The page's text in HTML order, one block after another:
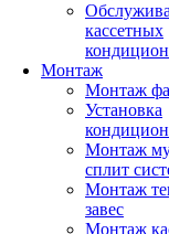
кассетных
Монтаж
Монтаж
Установка
Монтаж
сплит
Монтаж
завес
Монтаж